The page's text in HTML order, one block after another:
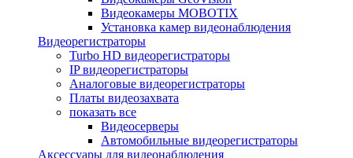
Видеокамеры MOBOTIX
Установка камер видеонаблюдения
Видеорегистраторы
Turbo HD видеорегистраторы
IP видеорегистраторы
Аналоговые видеорегистраторы
Платы видеозахвата
показать все
Видеосерверы
Автомобильные видеорегистраторы
Аксессуары для видеонаблюдения